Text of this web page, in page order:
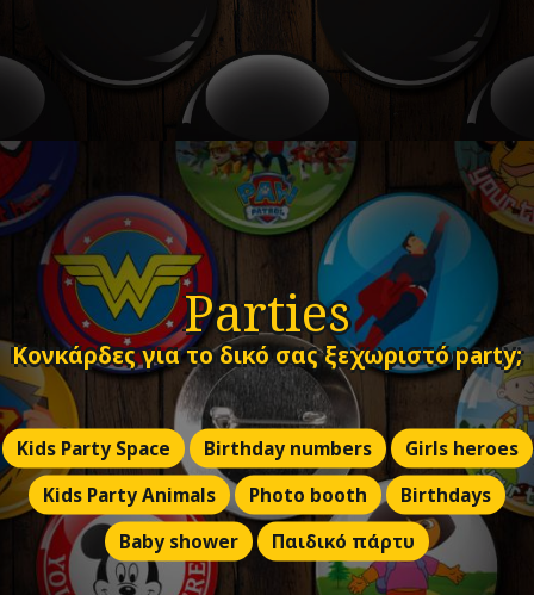
Parties
Κονκάρδες για το δικό σας ξεχωριστό party;
Kids Party Space Birthday numbers
Girls heroes
Kids Party Animals
Photo booth
Birthdays
Baby shower
Παιδικό πάρτυ